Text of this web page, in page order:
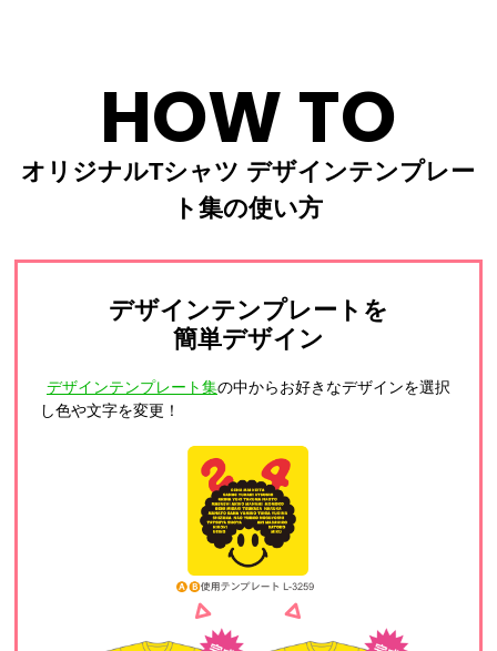
HOW TO
オリジナルTシャツ デザインテンプレー
ト集の使い方
デザインテンプレートを
簡単デザイン
デザインテンプレート集の中からお好きなデザインを選択
し色や文字を変更！